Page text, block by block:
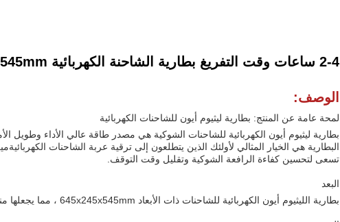
2-4 ساعات وقت التفريغ بطارية الشاحنة الكهربائية 645x245x545mm طويلة الأمد
الوصف:
لمحة عامة عن المنتج: بطارية ليثيوم أيون للشاحنات الكهربائية
البطارية هي الخيار المثالي لأولئك الذين يتطلعون إلى ترقية عربة الشاحنات
تسعى لتحسين كفاءة الرافعة الشوكية وتقليل وقت التوقف.
البعد
بطارية الليثيوم أيون الكهربائية للشاحنات ذات الأبعاد 645x245x545mm ، مما يجعلها مناسبة تمامًا لشاحنة Linde ML15.